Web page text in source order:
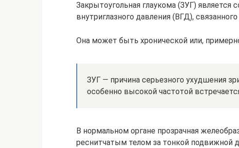
Закрытоугольная глаукома (ЗУГ)
внутриглазного давления (ВГД),
Она может быть хронической или,
ЗУГ — причина серьезного ухудшения
особенно высокой частотой
В нормальном органе прозрачная
реснитчатым телом за тонкой подвижной